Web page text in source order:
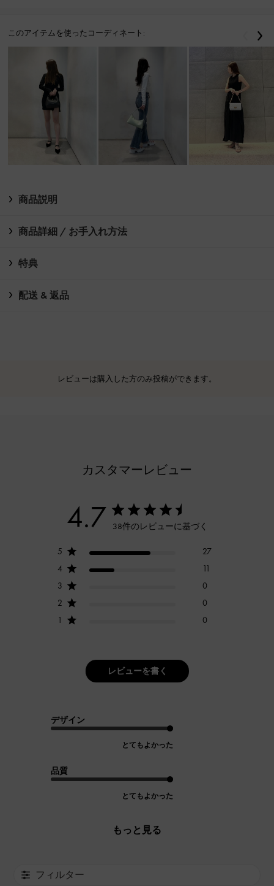
このアイテムを使ったコーディネート: 戻る
商品説明
商品詳細 / お手入れ方法
特典
配送 & 返品
レビューは購入した方のみ投稿ができます。
カスタマーレビュー
4.7 38件のレビューに基づく
5
27
4
11
3
0
2
0
1
0
レビューを書く
デザイン
とてもよかった
品質
とてもよかった
もっと見る
フィルター